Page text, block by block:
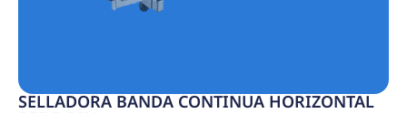
SELLADORA BANDA CONTINUA HORIZONTAL